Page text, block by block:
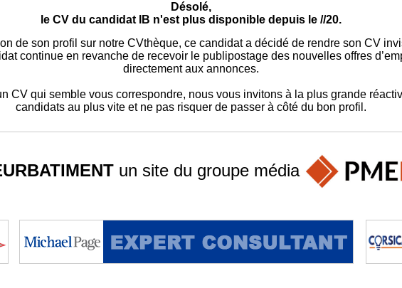
Désolé,
le CV du candidat IB n'est plus disponible depuis le //20.
de son profil sur notre CVthèque, ce candidat a décidé de rendre son CV
continue en revanche de recevoir le publipostage des nouvelles offres
directement aux annonces.
CV qui semble vous correspondre, nous vous invitons à la plus grande
candidats au plus vite et ne pas risquer de passer à côté du bon profil.
un site du groupe média